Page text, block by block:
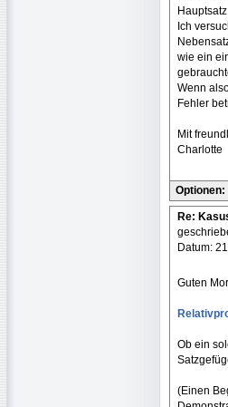
Ich
wie ein
Wenn
Fehler
Mit
Charlotte
Optionen:
Re:
Datum:
Guten
Ob ein
(Einen